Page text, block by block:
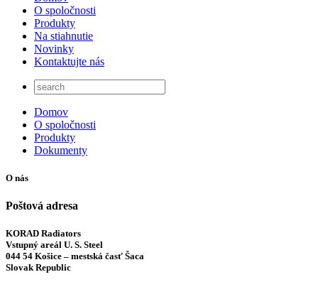
O spoločnosti
Produkty
Na stiahnutie
Novinky
Kontaktujte nás
Domov
O spoločnosti
Produkty
Dokumenty
O nás
Poštová adresa
KORAD Radiators
Vstupný areál U. S. Steel
044 54 Košice – mestská časť Šaca
Slovak Republic